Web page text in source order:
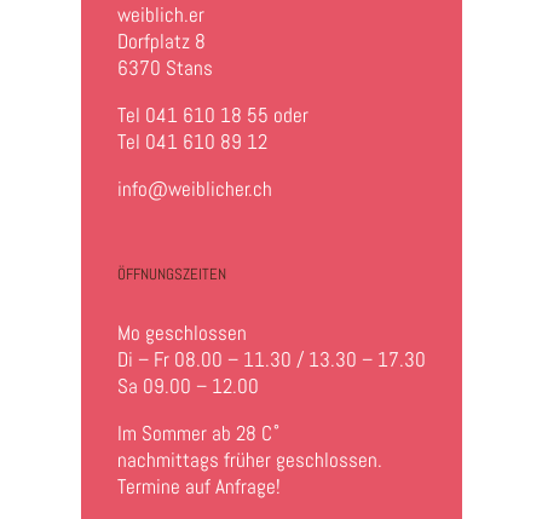
weiblich.er
Dorfplatz 8
6370 Stans
Tel 041 610 18 55 oder
Tel 041 610 89 12
info@weiblicher.ch
ÖFFNUNGSZEITEN
Mo geschlossen
Di – Fr 08.00 – 11.30 / 13.30 – 17.30
Sa 09.00 – 12.00
Im Sommer ab 28 C˚
nachmittags früher geschlossen.
Termine auf Anfrage!